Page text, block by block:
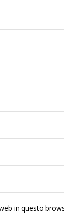
in questo